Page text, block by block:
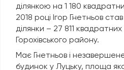
ділянкою на 1 180
2018 році Ігор Гнетньов
ділянки – 27 811
Горохівського району.
Має Гнетньов і
будинок у Луцьку, площа